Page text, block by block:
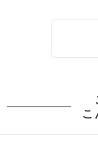
こ